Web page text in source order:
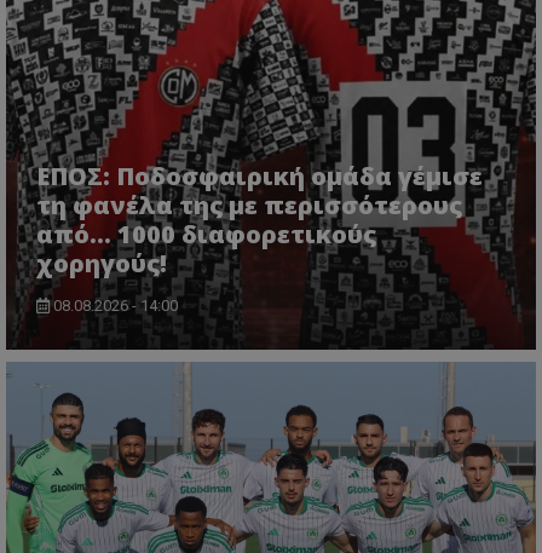
ΕΠΟΣ: Ποδοσφαιρική ομάδα γέμισε
τη φανέλα της με περισσότερους
από... 1000 διαφορετικούς
χορηγούς!
08.08.2026 - 14:00